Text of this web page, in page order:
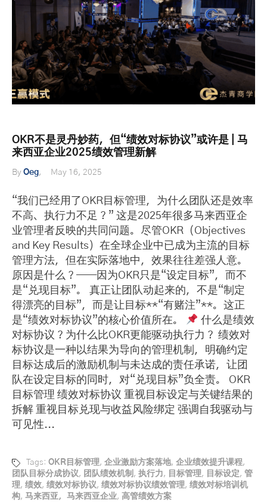
OKR不是灵丹妙药，但“绩效对标协议”或许是 | 马
来西亚企业2025绩效管理新解
By Oeg May 16, 2025
“我们已经用了OKR目标管理，为什么团队还是效率
不高、执行力不足？” 这是2025年很多马来西亚企
业管理者反映的共同问题。尽管OKR（Objectives
and Key Results）在全球企业中已成为主流的目标
管理方法，但在实际落地中，效果往往差强人意。
原因是什么？——因为OKR只是“设定目标”，而不
是“兑现目标”。 真正让团队动起来的，不是“制定
得漂亮的目标”，而是让目标**“有赌注”**。这正
是“绩效对标协议”的核心价值所在。
什么是绩效
对标协议？为什么比OKR更能驱动执行力？ 绩效对
标协议是一种以结果为导向的管理机制，明确约定
目标达成后的激励机制与未达成的责任承诺，让团
队在设定目标的同时，对“兑现目标”负全责。 OKR
目标管理 绩效对标协议 重视目标设定与关键结果的
拆解 重视目标兑现与收益风险绑定 强调自我驱动与
可见性...
Tags: OKR目标管理, 企业激励方案落地, 企业绩效提升课程,
团队目标分成协议, 团队绩效机制 , 执行力 , 目标管理, 目标设定, 管
理, 绩效, 绩效对标协议, 绩效对标协议绩效管理, 绩效对标培训机
构 , 马来西亚，马来西亚企业, 高管绩效方案